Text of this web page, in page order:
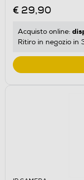
€ 29,90
Acquisto online:
Ritiro in negozio in